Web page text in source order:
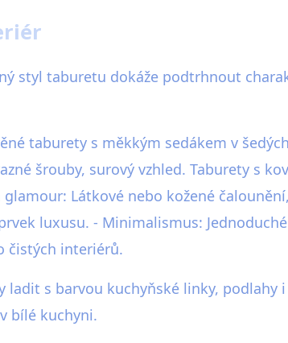
styl taburetu dokáže podtrhnout
taburety s měkkým sedákem v
šrouby, surový vzhled. Taburety s
Látkové nebo kožené čalounění,
luxusu. - Minimalismus:
čistých interiérů.
ladit s barvou kuchyňské linky, podlahy
bílé kuchyni.